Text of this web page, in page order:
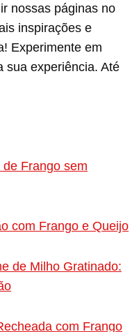
nossas páginas no
inspirações e
Experimente em
sua experiência. Até
Frango sem
com Frango e Queijo
de Milho Gratinado:
com Frango